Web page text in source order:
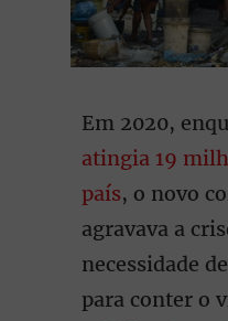
Em 2020,
atingia 19
país, o novo
agravava a
necessidade
para conter o